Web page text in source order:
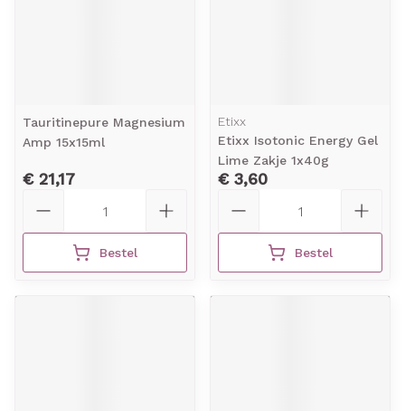
Tauritinepure Magnesium
Amp 15x15ml
€ 21,17
Bestel
Etixx
Etixx Isotonic Energy Gel
Lime Zakje 1x40g
€ 3,60
Bestel